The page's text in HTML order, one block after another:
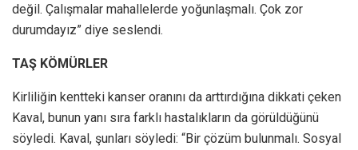
değil. Çalışmalar mahallelerde yoğunlaşmalı. Çok zor
durumdayız” diye seslendi.
TAŞ KÖMÜRLER
Kirliliğin kentteki kanser oranını da arttırdığına dikkati çeken
Kaval, bunun yanı sıra farklı hastalıkların da görüldüğünü
söyledi. Kaval, şunları söyledi: “Bir çözüm bulunmalı. Sosyal